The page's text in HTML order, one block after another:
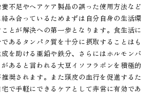
不足やヘアケア製品の誤った使用方法など
み合っているためまずは自分自身の生活環
とが解決への第一歩となります。食生活に
あるタンパク質を十分に摂取することはも
を助ける亜鉛や鉄分、さらにはホルモンバ
あると言われる大豆イソフラボンを積極的
奨されます。また頭皮の血行を促進するた
で手軽にできるケアとして非常に有効であ